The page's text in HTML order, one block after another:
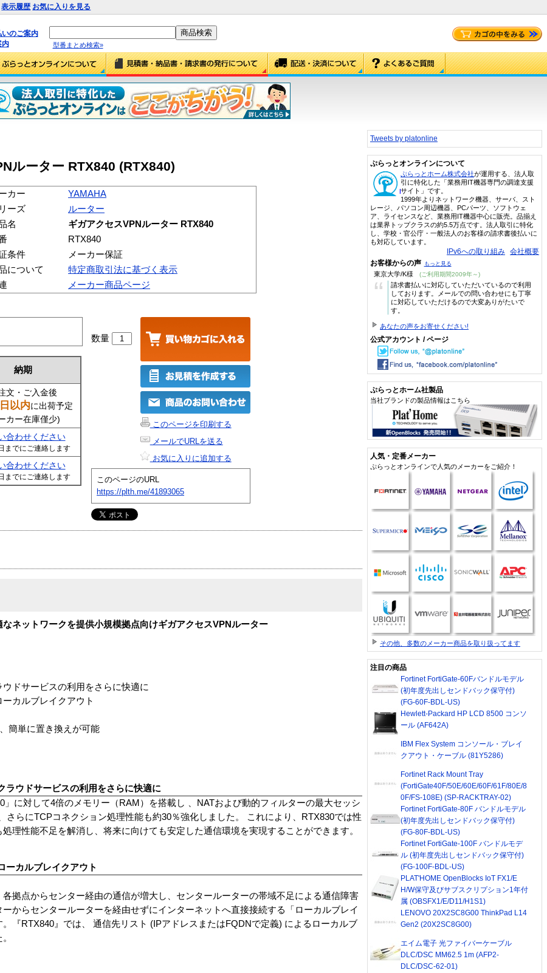
表示履歴 お気に入りを見る
のご案内
内
型番まとめ検索»
ルーター RTX840 (RTX840)
カー
YAMAHA
ーズ
ルーター
名
ギガアクセスVPNルーター RTX840
RTX840
条件
メーカー保証
について
特定商取引法に基づく表示
メーカー商品ページ
納期
文・ご入金後
以内に出荷予定
カー在庫僅少)
合わせください
までにご連絡します
合わせください
までにご連絡します
数量
このページを印刷する
メールでURLを送る
お気に入りに追加する
このページのURL
https://plth.me/41893065
ネットワークを提供小規模拠点向けギガアクセスVPNルーター
ドサービスの利用をさらに快適に
カルブレイクアウト
簡単に置き換えが可能
ラウドサービスの利用をさらに快適に
」に対して4倍のメモリー（RAM）を搭載し 、NATおよび動的フィルターの最大セッシ
さらにTCPコネクション処理性能も約30％強化しました。 これにより、RTX830では性
理性能不足を解消し、将来に向けても安定した通信環境を実現することができます。
ーカルブレイクアウト
拠点からセンター経由の通信が増大し、センタールーターの帯域不足による通信障害
からセンタールーターを経由せずにインターネットへ直接接続する「ローカルブレイ
『RTX840』では、 通信先リスト (IPアドレスまたはFQDNで定義) によるローカルブ
Tweets by platonline
ぷらっとオンラインについて
ぷらっとホーム株式会社が運用する、法人取
引に特化した「業務用IT機器専門の調達支援
サイト」です。
1999年よりネットワーク機器、サーバ、スト
レージ、パソコン周辺機器、PCパーツ、ソフトウェ
ア、ライセンスなど、業務用IT機器中心に販売。品揃え
は業界トップクラスの約5.5万点です。法人取引に特化
し、学校・官公庁・一般法人のお客様の請求書後払いに
も対応しています。
IPv6への取り組み 会社概要
お客様からの声 もっと見る
東京大学/K様 (ご利用期間2009年～)
“
請求書払いに対応していただいているので利用
しております。メールでの問い合わせにも丁寧
に対応していただけるので大変ありがたいで
す。
あなたの声をお寄せください!
公式アカウント / ページ
ぷらっとホーム社製品
当社ブランドの製品情報はこちら
人気・定番メーカー
ぷらっとオンラインで人気のメーカーをご紹介！
その他、多数のメーカー商品を取り扱ってます
注目の商品
Fortinet FortiGate-60Fバンドルモデル
(初年度先出しセンドバック保守付)
(FG-60F-BDL-US)
Hewlett-Packard HP LCD 8500 コンソ
ール (AF642A)
IBM Flex System コンソール・ブレイ
クアウト・ケーブル (81Y5286)
Fortinet Rack Mount Tray
(FortiGate40F/50E/60E/60F/61F/80E/8
0F/FS-108E) (SP-RACKTRAY-02)
Fortinet FortiGate-80F バンドルモデル
(初年度先出しセンドバック保守付)
(FG-80F-BDL-US)
Fortinet FortiGate-100F バンドルモデ
ル (初年度先出しセンドバック保守付)
(FG-100F-BDL-US)
PLAT'HOME OpenBlocks IoT FX1/E
H/W保守及びサブスクリプション1年付
属 (OBSFX1/E/D11/H1S1)
LENOVO 20X2SC8G00 ThinkPad L14
Gen2 (20X2SC8G00)
エイム電子 光ファイバーケーブル
DLC/DSC MM62.5 1m (AFP2-
DLC/DSC-62-01)